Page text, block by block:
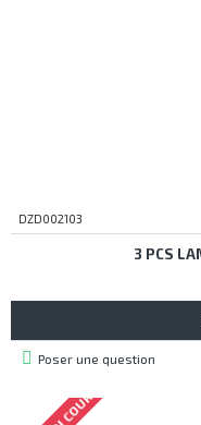
DZD002103
3 PCS
Poser une question